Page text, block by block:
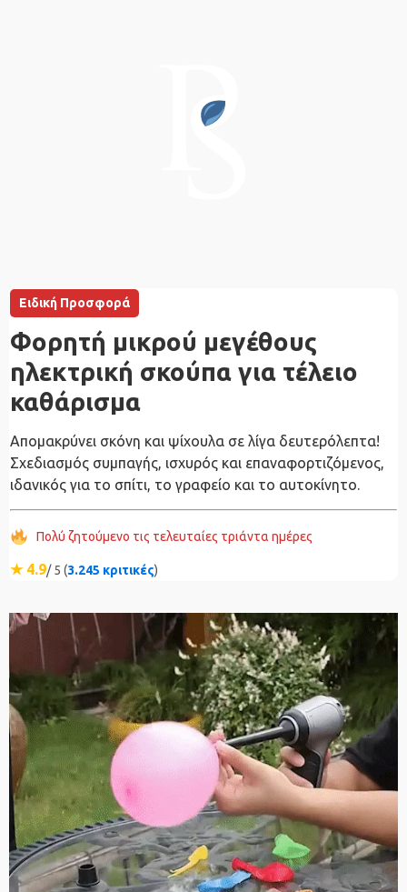
Ειδική Προσφορά
Φορητή μικρού μεγέθους
ηλεκτρική σκούπα για τέλειο
καθάρισμα
Απομακρύνει σκόνη και ψίχουλα σε λίγα δευτερόλεπτα!
Σχεδιασμός συμπαγής, ισχυρός και επαναφορτιζόμενος,
ιδανικός για το σπίτι, το γραφείο και το αυτοκίνητο.
Πολύ ζητούμενο τις τελευταίες τριάντα ημέρες
★ 4.9/ 5 (3.245 κριτικές)